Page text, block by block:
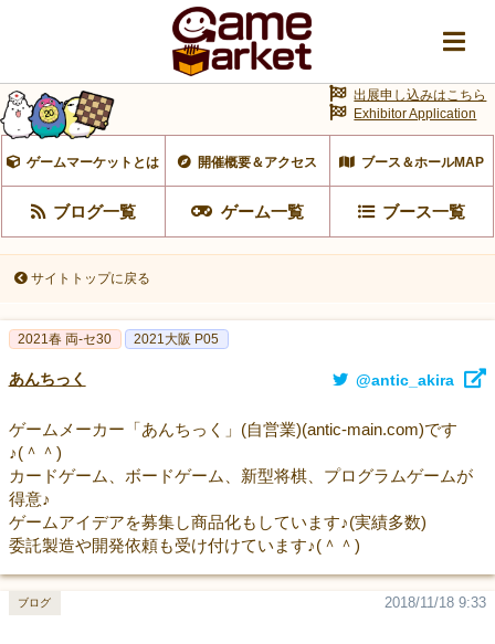
ゲームマーケットとは 開催概要＆アクセス ブース＆ホールMAP
ブログ一覧 ゲーム一覧 ブース一覧
出展申し込みはこちら
Exhibitor Application
サイトトップに戻る
2021春 両-セ30 2021大阪 P05
あんちっく @antic_akira
ゲームメーカー「あんちっく」(自営業)(antic-main.com)です
♪(＾＾)
カードゲーム、ボードゲーム、新型将棋、プログラムゲームが
得意♪
ゲームアイデアを募集し商品化もしています♪(実績多数)
委託製造や開発依頼も受け付けています♪(＾＾)
2018/11/18 9:33
ブログ